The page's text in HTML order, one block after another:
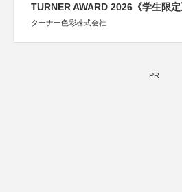
TURNER AWARD 2026《学生限定
ターナー色彩株式会社
PR